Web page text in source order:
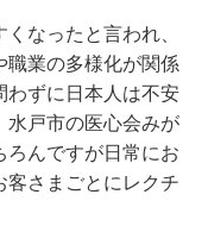
なったと言われ、
職業の多様化が関係
わずに日本人は不安
水戸市の医心会みが
んですが日常にお
さまごとにレクチ